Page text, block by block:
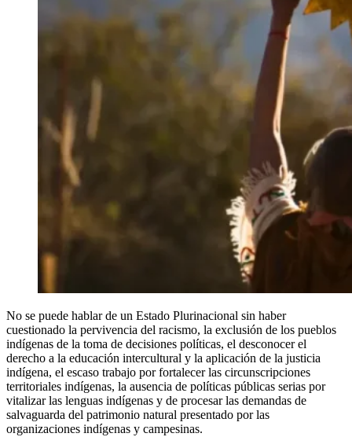
No se puede hablar de un Estado Plurinacional sin haber
cuestionado la pervivencia del racismo, la exclusión de los pueblos
indígenas de la toma de decisiones políticas, el desconocer el
derecho a la educación intercultural y la aplicación de la justicia
indígena, el escaso trabajo por fortalecer las circunscripciones
territoriales indígenas, la ausencia de políticas públicas serias por
vitalizar las lenguas indígenas y de procesar las demandas de
salvaguarda del patrimonio natural presentado por las
organizaciones indígenas y campesinas.